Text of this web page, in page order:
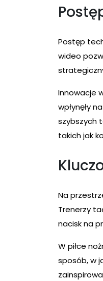
Postęp
wideo
Innowacje
wpłynęły
szybszych
takich jak
Na
Trenerzy
nacisk na
W piłce
sposób, w